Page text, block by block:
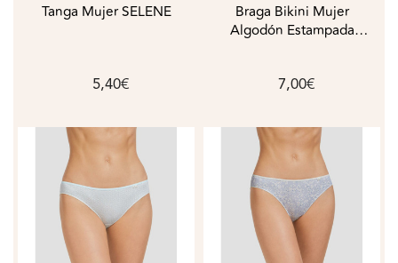
Tanga Mujer SELENE
5,40€
Braga Bikini Mujer
Algodón Estampada
7,00€